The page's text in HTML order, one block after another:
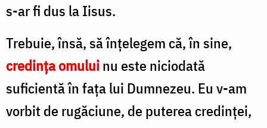
s-ar fi dus la Iisus.
Trebuie, însă, să înțelegem că, în sine,
credința omuluinu este niciodată
suficientă în fața lui Dumnezeu. Eu v-am
vorbit de rugăciune, de puterea credinței,